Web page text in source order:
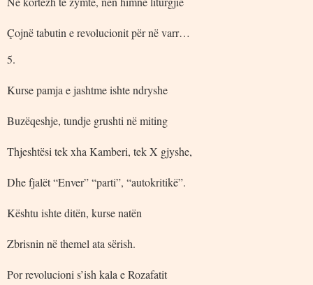
Çojnë tabutin e revolucionit për në varr…
5.
Kurse pamja e jashtme ishte ndryshe
Buzëqeshje, tundje grushti në miting
Thjeshtësi tek xha Kamberi, tek X gjyshe,
Dhe fjalët “Enver” “parti”, “autokritikë”.
Kështu ishte ditën, kurse natën
Zbrisnin në themel ata sërish.
Por revolucioni s’ish kala e Rozafatit